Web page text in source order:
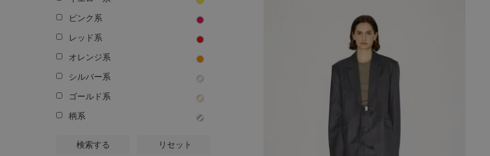
ピンク系
レッド系
オレンジ系
シルバー系
ゴールド系
柄系
検索する リセット